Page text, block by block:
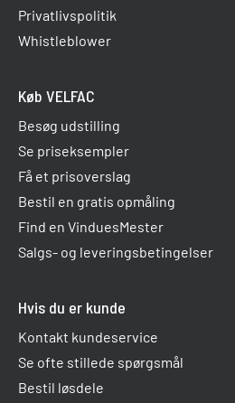
Privatlivspolitik
Whistleblower
Køb VELFAC
Besøg udstilling
Se priseksempler
Få et prisoverslag
Bestil en gratis opmåling
Find en VinduesMester
Salgs- og leveringsbetingelser
Hvis du er kunde
Kontakt kundeservice
Se ofte stillede spørgsmål
Bestil løsdele